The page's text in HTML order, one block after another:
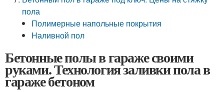
пола
Полимерные напольные покрытия
Наливной пол
Бетонные полы в гараже своими
руками. Технология заливки пола в
гараже бетоном